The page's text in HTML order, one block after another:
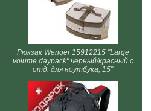
Рюкзак Wenger 15912215 "Large
volume daypack" черный/красный с
отд. для ноутбука, 15"